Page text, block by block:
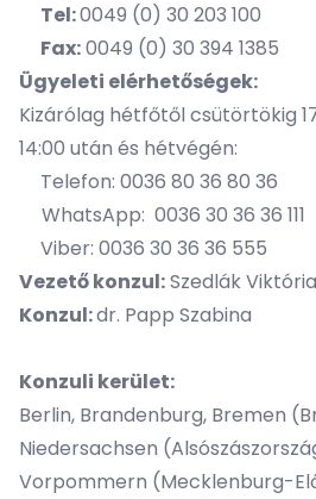
Tel:0049 (0) 30 203 100
Fax:0049 (0) 30 394 1385
Ügyeleti elérhetőségek:
Kizárólag hétfőtől csütörtökig
14:00 után és hétvégén:
Telefon: 0036 80 36 80 36
WhatsApp: 0036 30 36 36 111
Viber: 0036 30 36 36 555
Vezető konzul:Szedlák Viktória
Konzul:dr. Papp Szabina
Konzuli kerület:
Berlin, Brandenburg, Bremen
Niedersachsen
Vorpommern (Mecklenburg-